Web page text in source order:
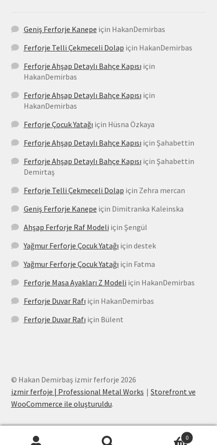
Geniş Ferforje Kanepe için HakanDemirbas
Ferforje Telli Çekmeceli Dolap için HakanDemirbas
Ferforje Ahşap Detaylı Bahçe Kapısı için
HakanDemirbas
Ferforje Ahşap Detaylı Bahçe Kapısı için
HakanDemirbas
Ferforje Çocuk Yatağı için Hüsna Özkaya
Ferforje Ahşap Detaylı Bahçe Kapısı için Şahabettin
Ferforje Ahşap Detaylı Bahçe Kapısı için Şahabettin
Demirtaş
Ferforje Telli Çekmeceli Dolap için Zehra mercan
Geniş Ferforje Kanepe için Dimitranka Kaleinska
Ahşap Ferforje Raf Modeli için Şengül
Yağmur Ferforje Çocuk Yatağı için destek
Yağmur Ferforje Çocuk Yatağı için Fatma
Ferforje Masa Ayakları Z Modeli için HakanDemirbas
Ferforje Duvar Rafı için HakanDemirbas
Ferforje Duvar Rafı için Bülent
© Hakan Demirbaş izmir ferforje 2026
izmir ferfoje | Professional Metal Works
Storefront ve
WooCommerce ile oluşturuldu.
0